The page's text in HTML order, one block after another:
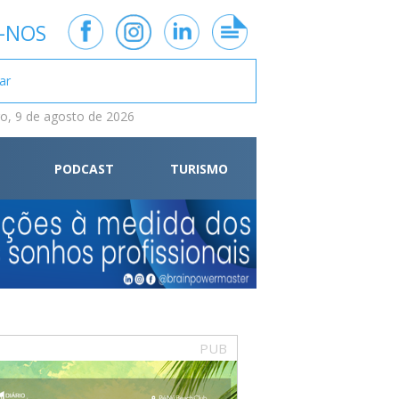
9 de agosto de 2026
PODCAST TURISMO
PUB